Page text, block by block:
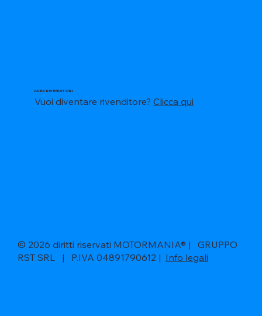
AREA RIVENDITORI
Vuoi diventare rivenditore?Clicca qui
© 2026 diritti riservati MOTORMANIA® | GRUPPO
RST SRL | P.IVA 04891790612 | Info legali